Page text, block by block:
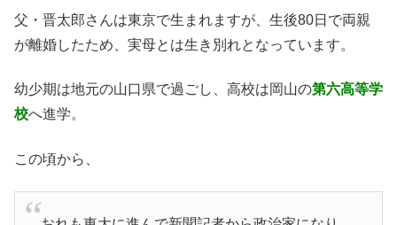
父・晋太郎さんは東京で生まれますが、生後80日で両親
が離婚したため、実母とは生き別れとなっています。
幼少期は地元の山口県で過ごし、高校は岡山の第六高等学
校へ進学。
この頃から、